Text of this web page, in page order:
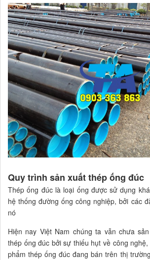
Quy trình sản xuất thép ống đúc
Thép ống đúc là loại ống được sử dụng
hệ thống đường ống công nghiệp, bởi các
nó
Hiện nay Việt Nam chúng ta vẫn chưa
thép ống đúc bởi sự thiếu hụt về công
phẩm thép ống đúc đang bán trên thị